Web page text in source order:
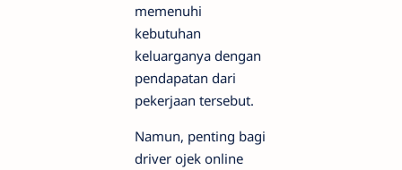
memenuhi
kebutuhan
keluarganya dengan
pendapatan dari
pekerjaan tersebut.
Namun, penting bagi
driver ojek online